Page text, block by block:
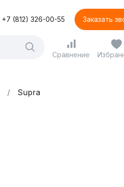
+7 (812) 326-00-55 Заказать
Сравнение
Supra